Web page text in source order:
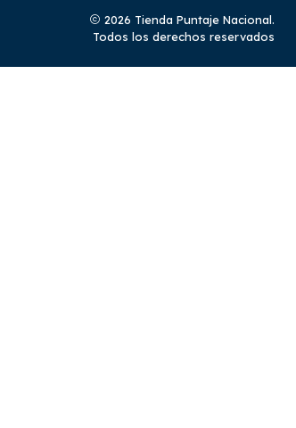
2026 Tienda Puntaje Nacional.
Todos los derechos reservados